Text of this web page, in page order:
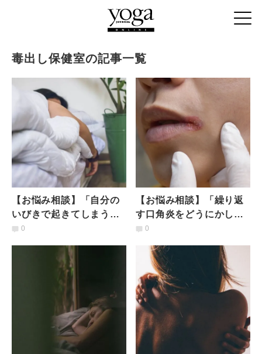
毒出し保健室の記事一覧
【お悩み相談】「自分の
いびきで起きてしまう…
どうにかなりません
0
【お悩み相談】「繰り返
す口角炎をどうにかした
い！」#毒出し保健室
0